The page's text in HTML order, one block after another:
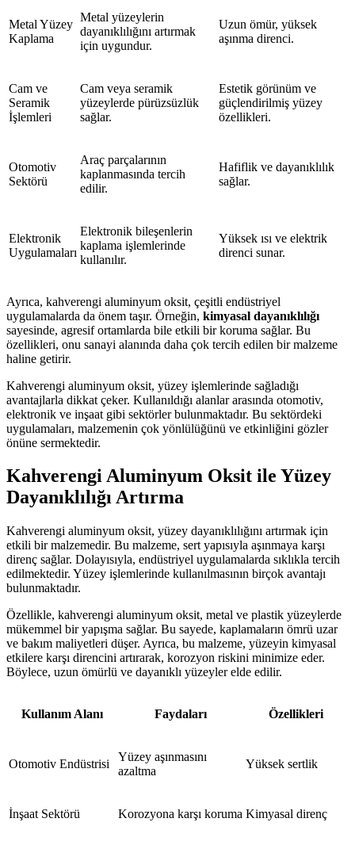
Metal Yüzey
Kaplama
Metal yüzeylerin
dayanıklılığını artırmak
için uygundur.
Uzun ömür, yüksek
aşınma direnci.
Cam ve
Seramik
İşlemleri
Cam veya seramik
yüzeylerde pürüzsüzlük
sağlar.
Estetik görünüm ve
güçlendirilmiş yüzey
özellikleri.
Otomotiv
Sektörü
Araç parçalarının
kaplanmasında tercih
edilir.
Hafiflik ve dayanıklılık
sağlar.
Elektronik
Uygulamaları
Elektronik bileşenlerin
kaplama işlemlerinde
kullanılır.
Yüksek ısı ve elektrik
direnci sunar.
Ayrıca, kahverengi aluminyum oksit, çeşitli endüstriyel
uygulamalarda da önem taşır. Örneğin, kimyasal dayanıklılığı
sayesinde, agresif ortamlarda bile etkili bir koruma sağlar. Bu
özellikleri, onu sanayi alanında daha çok tercih edilen bir malzeme
haline getirir.
Kahverengi aluminyum oksit, yüzey işlemlerinde sağladığı
avantajlarla dikkat çeker. Kullanıldığı alanlar arasında otomotiv,
elektronik ve inşaat gibi sektörler bulunmaktadır. Bu sektördeki
uygulamaları, malzemenin çok yönlülüğünü ve etkinliğini gözler
önüne sermektedir.
Kahverengi Aluminyum Oksit ile Yüzey
Dayanıklılığı Artırma
Kahverengi aluminyum oksit, yüzey dayanıklılığını artırmak için
etkili bir malzemedir. Bu malzeme, sert yapısıyla aşınmaya karşı
direnç sağlar. Dolayısıyla, endüstriyel uygulamalarda sıklıkla tercih
edilmektedir. Yüzey işlemlerinde kullanılmasının birçok avantajı
bulunmaktadır.
Özellikle, kahverengi aluminyum oksit, metal ve plastik yüzeylerde
mükemmel bir yapışma sağlar. Bu sayede, kaplamaların ömrü uzar
ve bakım maliyetleri düşer. Ayrıca, bu malzeme, yüzeyin kimyasal
etkilere karşı direncini artırarak, korozyon riskini minimize eder.
Böylece, uzun ömürlü ve dayanıklı yüzeyler elde edilir.
Kullanım Alanı Faydaları Özellikleri
Otomotiv Endüstrisi
Yüzey aşınmasını
azaltma
Yüksek sertlik
İnşaat Sektörü Korozyona karşı koruma Kimyasal direnç